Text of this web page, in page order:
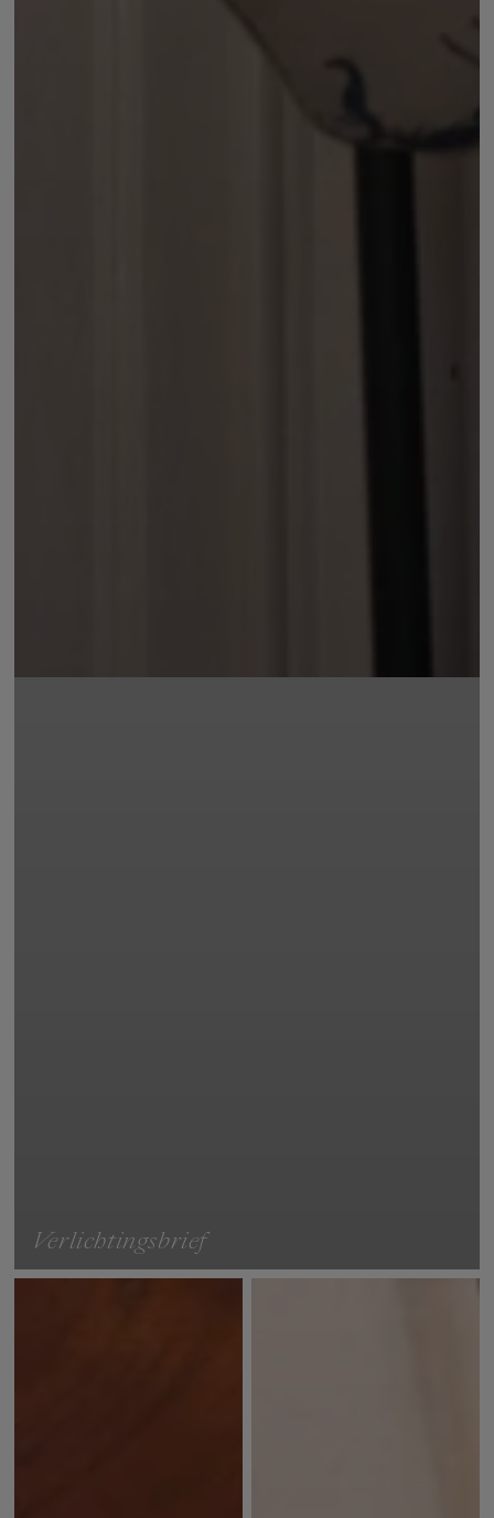
Verlichtingsbrief